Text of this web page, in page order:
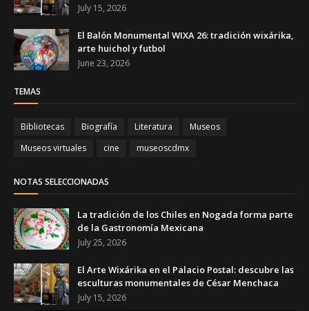
July 15, 2026
El Balón Monumental WIXA 26: tradición wixárika,
arte huichol y futbol
June 23, 2026
TEMAS
Bibliotecas Biografía Literatura
Museos
Museos virtuales
cine museoscdmx
NOTAS SELECCIONADAS
La tradición de los Chiles en Nogada forma parte
de la Gastronomía Mexicana
July 25, 2026
El Arte Wixárika en el Palacio Postal: descubre las
esculturas monumentales de César Menchaca
July 15, 2026